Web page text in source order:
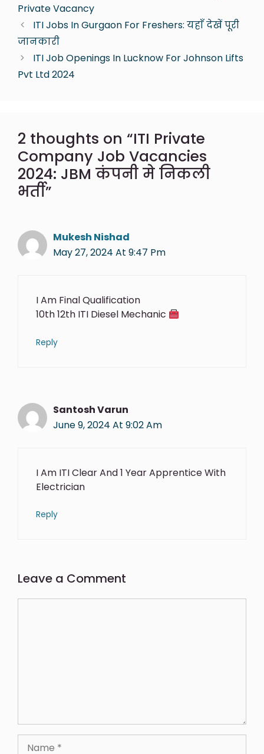
Private Vacancy
ITI Jobs In Gurgaon For Freshers: यहाँ देखें पूरी
जानकारी
ITI Job Openings In Lucknow For Johnson Lifts
Pvt Ltd 2024
2 thoughts on “ITI Private
Company Job Vacancies
2024: JBM कंपनी मे निकली
भर्ती”
Mukesh Nishad
May 27, 2024 At 9:47 Pm
I Am Final Qualification
10th 12th ITI Diesel Mechanic
Reply
Santosh Varun
June 9, 2024 At 9:02 Am
I Am ITI Clear And 1 Year Apprentice With
Electrician
Reply
Leave a Comment